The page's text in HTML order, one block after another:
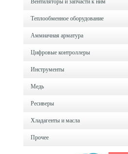
Вентиляторы и запчасти к ним
Теплообменное оборудование
Аммиачная арматура
Цифровые контроллеры
Инструменты
Медь
Ресиверы
Хладагенты и масла
Прочее